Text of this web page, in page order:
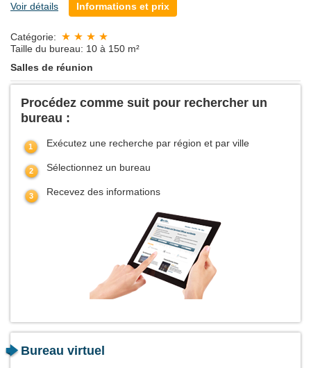
Voir détails Informations et prix
Catégorie:
Taille du bureau: 10 à 150 m²
Salles de réunion
Procédez comme suit pour rechercher un
bureau :
Exécutez une recherche par région et par ville
Sélectionnez un bureau
Recevez des informations
Bureau virtuel